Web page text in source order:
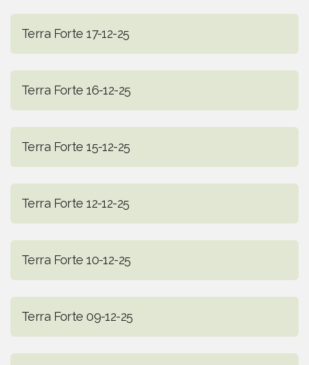
Terra Forte 17-12-25
Terra Forte 16-12-25
Terra Forte 15-12-25
Terra Forte 12-12-25
Terra Forte 10-12-25
Terra Forte 09-12-25